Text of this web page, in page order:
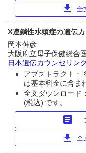
download 全
X連鎖性水頭症の遺伝
岡本伸彦
大阪府立母子保健総合
日本遺伝カウンセリン
アブストラクト：
は基本料金に含ま
全文ダウンロード
(税込) です。
article
download 全